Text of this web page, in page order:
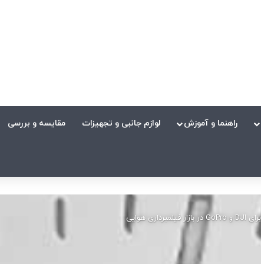
راهنما و آموزش لوازم جانبی و تجهیزات مقایسه و بررسی